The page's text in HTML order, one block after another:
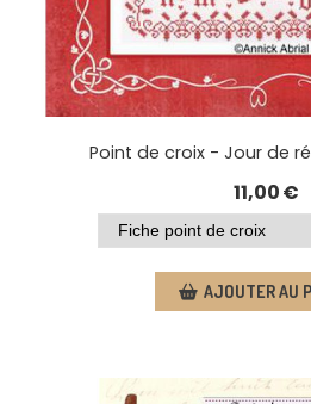
Point de croix - Jour de
11,00€
AJOUTER AU